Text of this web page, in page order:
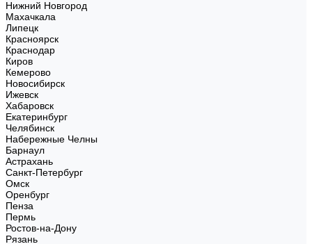
Нижний Новгород
Махачкала
Липецк
Красноярск
Краснодар
Киров
Кемерово
Новосибирск
Ижевск
Хабаровск
Екатеринбург
Челябинск
Набережные Челны
Барнаул
Астрахань
Санкт-Петербург
Омск
Оренбург
Пенза
Пермь
Ростов-на-Дону
Рязань